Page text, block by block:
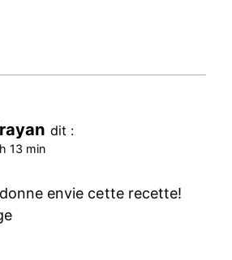
dit :
13 min
envie cette recette!